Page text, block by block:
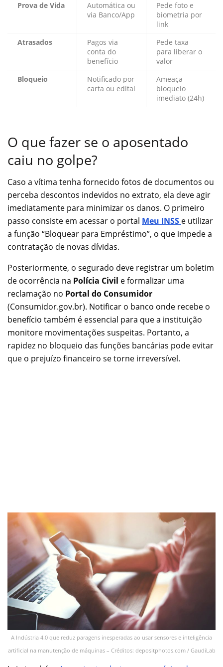
Prova de Vida
Automática ou
via Banco/App
Pede foto e
biometria por
link
Atrasados
Pagos via
conta do
benefício
Pede taxa
para liberar o
valor
Bloqueio
Notificado por
carta ou edital
Ameaça
bloqueio
imediato (24h)
O que fazer se o aposentado
caiu no golpe?
Caso a vítima tenha fornecido fotos de documentos ou
perceba descontos indevidos no extrato, ela deve agir
imediatamente para minimizar os danos. O primeiro
passo consiste em acessar o portal Meu INSS e utilizar
a função “Bloquear para Empréstimo”, o que impede a
contratação de novas dívidas.
Posteriormente, o segurado deve registrar um boletim
de ocorrência na Polícia Civil e formalizar uma
reclamação no Portal do Consumidor
(Consumidor.gov.br). Notificar o banco onde recebe o
benefício também é essencial para que a instituição
monitore movimentações suspeitas. Portanto, a
rapidez no bloqueio das funções bancárias pode evitar
que o prejuízo financeiro se torne irreversível.
A Indústria 4.0 que reduz paragens inesperadas ao usar sensores e inteligência
artificial na manutenção de máquinas – Créditos: depositphotos.com / GaudiLab